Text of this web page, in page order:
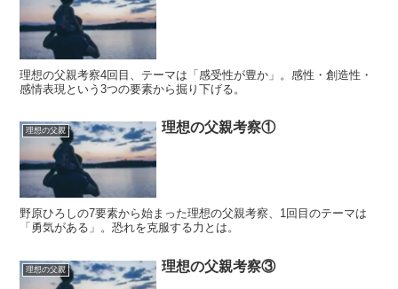
理想の父親考察4回目、テーマは「感受性が豊か」。感性・創造性・
感情表現という3つの要素から掘り下げる。
理想の父親 理想の父親考察①
野原ひろしの7要素から始まった理想の父親考察、1回目のテーマは
「勇気がある」。恐れを克服する力とは。
理想の父親 理想の父親考察③